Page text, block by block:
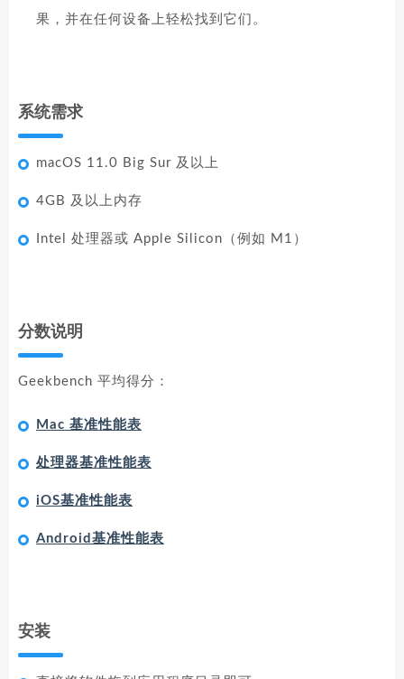
果，并在任何设备上轻松找到它们。
系统需求
macOS 11.0 Big Sur 及以上
4GB 及以上内存
Intel 处理器或 Apple Silicon（例如 M1）
分数说明
Geekbench 平均得分：
Mac 基准性能表
处理器基准性能表
iOS基准性能表
Android基准性能表
安装